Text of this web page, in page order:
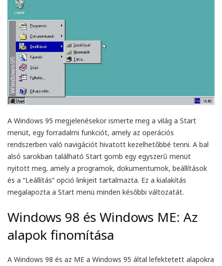
A Windows 95 megjelenésekor ismerte meg a világ a Start
menüt, egy forradalmi funkciót, amely az operációs
rendszerben való navigációt hivatott kezelhetőbbé tenni. A bal
alsó sarokban található Start gomb egy egyszerű menüt
nyitott meg, amely a programok, dokumentumok, beállítások
és a “Leállítás” opció linkjeit tartalmazta. Ez a kialakítás
megalapozta a Start menü minden későbbi változatát.
Windows 98 és Windows ME: Az
alapok finomítása
A Windows 98 és az ME a Windows 95 által lefektetett alapokra
mindig gyors kiszolgálás.
rendelt előfizetést másnap
használatba sikerült
2026-05-01